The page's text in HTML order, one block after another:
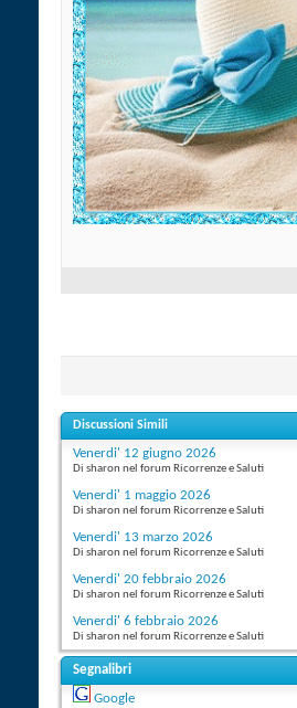
Discussioni Simili
Venerdi' 12 giugno 2026
Di sharon nel forum Ricorrenze e Saluti
Venerdi' 1 maggio 2026
Di sharon nel forum Ricorrenze e Saluti
Venerdi' 13 marzo 2026
Di sharon nel forum Ricorrenze e Saluti
Venerdi' 20 febbraio 2026
Di sharon nel forum Ricorrenze e Saluti
Venerdi' 6 febbraio 2026
Di sharon nel forum Ricorrenze e Saluti
Segnalibri
Google